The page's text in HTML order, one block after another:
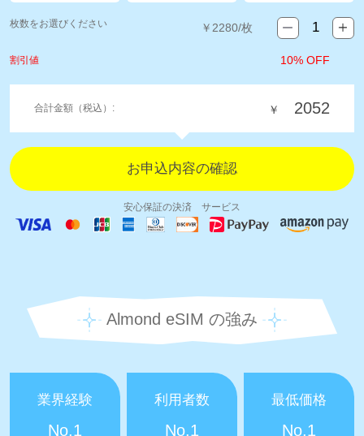
枚数をお選びください ￥ 2280/枚
割引値 10% OFF
合計金額（税込）: ￥ 2052
安心保証の決済 サービス
Almond eSIM の強み
業界経験
No.1
利用者数
No.1
最低価格
No.1